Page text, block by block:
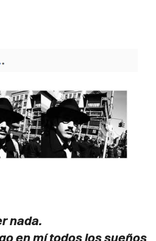
SIMPLE
DESIGNED BY DYNADOT
nada.
en mí todos los sueños